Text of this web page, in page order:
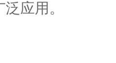
应用。